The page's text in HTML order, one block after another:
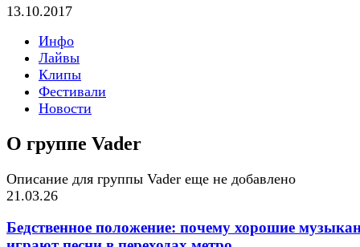
13.10.2017
Инфо
Лайвы
Клипы
Фестивали
Новости
О группе Vader
Описание для группы Vader еще не добавлено
21.03.26
Бедственное положение: почему хорошие